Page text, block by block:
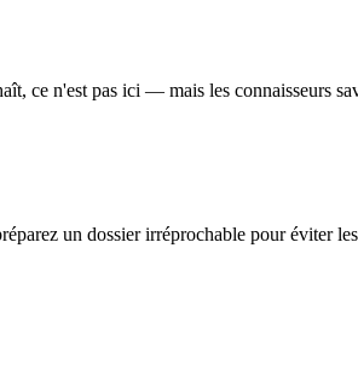
ce n'est pas ici — mais les connaisseurs
un dossier irréprochable pour éviter